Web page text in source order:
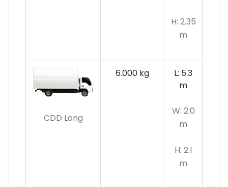
H: 2.35
m
CDD Long
6.000 kg
L: 5.3
m
W: 2.0
m
H: 2.1
m